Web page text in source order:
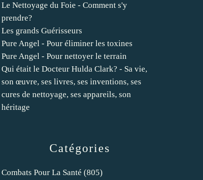
Catégories
Combats Pour La Santé (805)
Le Nettoyage du Foie - Comment s'y
prendre?
Les grands Guérisseurs
Pure Angel - Pour éliminer les toxines
Pure Angel - Pour nettoyer le terrain
Qui était le Docteur Hulda Clark? - Sa vie,
son œuvre, ses livres, ses inventions, ses
cures de nettoyage, ses appareils, son
héritage